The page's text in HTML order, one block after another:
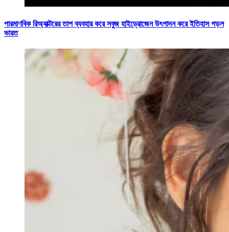
পারমাণবিক রিঅ্যাক্টরের তাপ ব্যবহার করে সবুজ হাইড্রোজেন উৎপাদন করে ইতিহাস গড়ল
ভারত